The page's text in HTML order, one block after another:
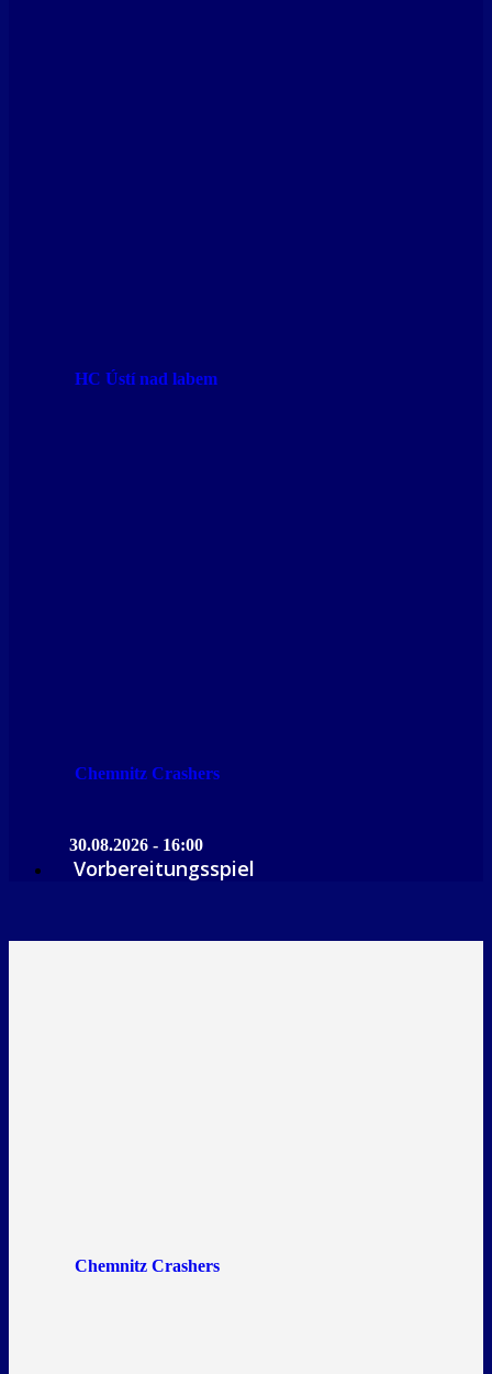
HC Ústí nad labem
Chemnitz Crashers
30.08.2026 - 16:00
Vorbereitungsspiel
Chemnitz Crashers